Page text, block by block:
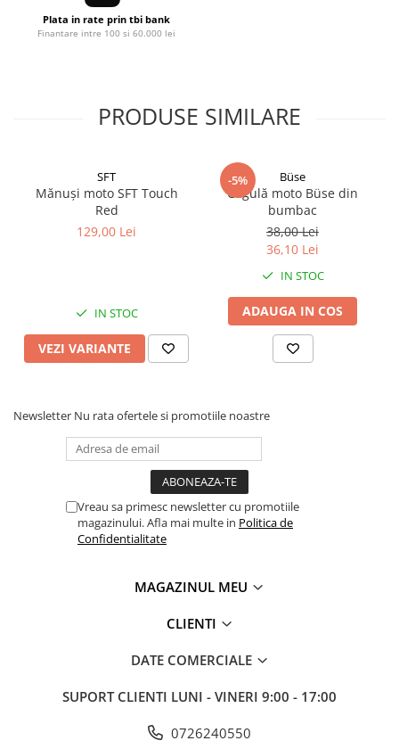
Plata in rate prin tbi bank
Finantare intre 100 si 60.000 lei
PRODUSE SIMILARE
SFT
Mănuși moto SFT Touch
Red
129,00 Lei
IN STOC
VEZI VARIANTE
-5% Büse
Cagulă moto Büse din
bumbac
38,00 Lei
36,10 Lei
IN STOC
ADAUGA IN COS
Newsletter Nu rata ofertele si promotiile noastre
Vreau sa primesc newsletter cu promotiile
magazinului. Afla mai multe in Politica de
Confidentialitate
MAGAZINUL MEU
CLIENTI
DATE COMERCIALE
SUPORT CLIENTI LUNI - VINERI 9:00 - 17:00
0726240550